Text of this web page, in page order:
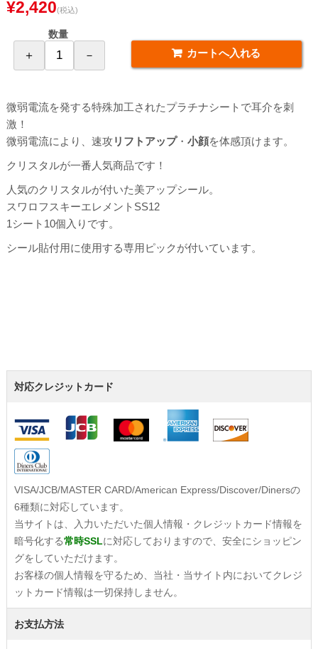
¥2,420(税込)
数量
微弱電流を発する特殊加工されたプラチナシートで耳介を刺
激！
微弱電流により、速攻リフトアップ・ 小顔を体感頂けます。
クリスタルが一番人気商品です！
人気のクリスタルが付いた美アップシール。
スワロフスキーエレメントSS12
1シート10個入りです。
シール貼付用に使用する専用ピックが付いています。
対応クレジットカード
VISA/JCB/MASTER CARD/American Express/Discover/Dinersの
6種類に対応しています。
当サイトは、入力いただいた個人情報・クレジットカード情報を
暗号化する常時SSLに対応しておりますので、安全にショッピン
グをしていただけます。
お客様の個人情報を守るため、当社・当サイト内においてクレジ
ットカード情報は一切保持しません。
お支払方法